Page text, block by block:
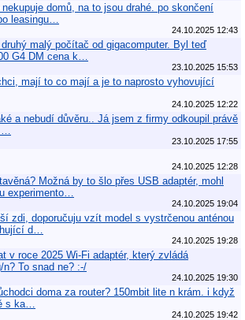
domů, na to jsou drahé. po skončení
leasingu…
24.10.2025 12:43
malý počítač od gigacomputer. Byl teď
G4 DM cena k…
23.10.2025 15:53
mají to co mají a je to naprosto vyhovující
24.10.2025 12:22
a nebudí důvěru.. Já jsem z firmy odkoupil právě
23.10.2025 17:55
24.10.2025 12:28
Možná by to šlo přes USB adaptér, mohl
experimento…
24.10.2025 19:04
zdi, doporučuju vzít model s vystrčenou anténou
d…
24.10.2025 19:28
v roce 2025 Wi-Fi adaptér, který zvládá
n? To snad ne? :-/
24.10.2025 19:30
doma za router? 150mbit lite n krám. i když
s ka…
24.10.2025 19:42